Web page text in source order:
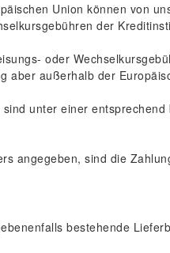
Union können von
der
oder
aber außerhalb der
unter einer
angegeben, sind die
bestehende